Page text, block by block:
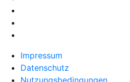
Impressum
Datenschutz
Nutzungsbedingungen